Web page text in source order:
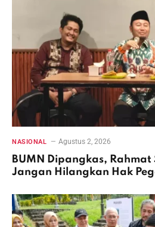
NASIONAL Agustus 2, 2026
BUMN Dipangkas,
Jangan Hilangkan Hak